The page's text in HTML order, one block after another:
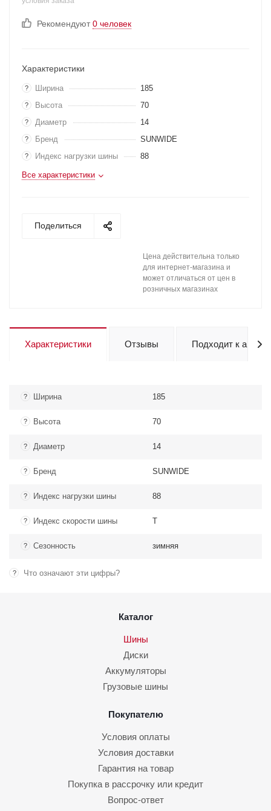
Рекомендуют0 человек
Характеристики
? Ширина 185
? Высота 70
? Диаметр 14
? Бренд SUNWIDE
? Индекс нагрузки шины 88
Все характеристики
Поделиться
Цена действительна только
для интернет-магазина и
может отличаться от цен в
розничных магазинах
Характеристики Отзывы Подходит к авто
? Ширина 185
? Высота 70
? Диаметр 14
? Бренд SUNWIDE
? Индекс нагрузки шины 88
? Индекс скорости шины T
? Сезонность зимняя
? Что означают эти цифры?
Каталог
Шины
Диски
Аккумуляторы
Грузовые шины
Покупателю
Условия оплаты
Условия доставки
Гарантия на товар
Покупка в рассрочку или кредит
Вопрос-ответ